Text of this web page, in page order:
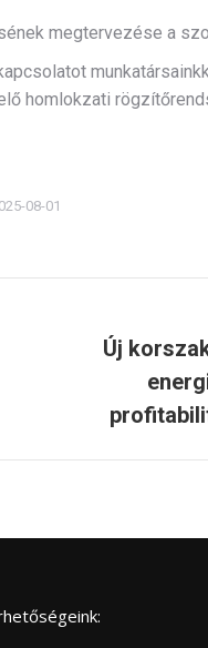
megtervezése a
homlokzati
08-01
Új